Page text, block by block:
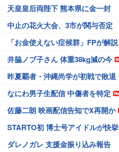
天皇皇后両陛下 熊本県に金一封
中止の花火大会、3市が関与否定
「お金使えない症候群」FPが解説
井脇ノブ子さん 体重38kg減の今
昨夏覇者・沖縄尚学が初戦で敗退
なにわ男子生配信 中傷者を特定
佐藤二朗 映画配信告知でX再開か
STARTO初 博士号アイドルが快挙
ダレノガレ 支援金振り込み報告